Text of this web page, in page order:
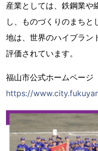
産業としては、鉄鋼業や
し、ものづくりのまちと
地は、世界のハイブラン
評価されています。
福山市公式ホームページ
https://